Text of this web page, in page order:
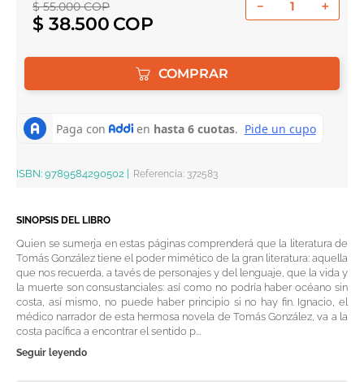
$ 55.000COP
$ 38.500
＋
－
COMPRAR
ISBN: 9789584290502 Referencia: 372583
SINOPSIS DEL LIBRO
Quien se sumerja en estas páginas comprenderá que la literatura de
Tomás González tiene el poder mimético de la gran literatura: aquella
que nos recuerda, a tavés de personajes y del lenguaje, que la vida y
la muerte son consustanciales: así como no podría haber océano sin
costa, así mismo, no puede haber principio si no hay fin. Ignacio, el
médico narrador de esta hermosa novela de Tomás González, va a la
costa pacífica a encontrar el sentido p...
Seguir leyendo